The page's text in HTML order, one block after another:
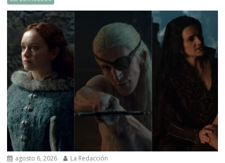
agosto 6, 2026 La Redacción